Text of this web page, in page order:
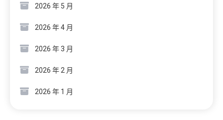
2026 年 5 月
2026 年 4 月
2026 年 3 月
2026 年 2 月
2026 年 1 月